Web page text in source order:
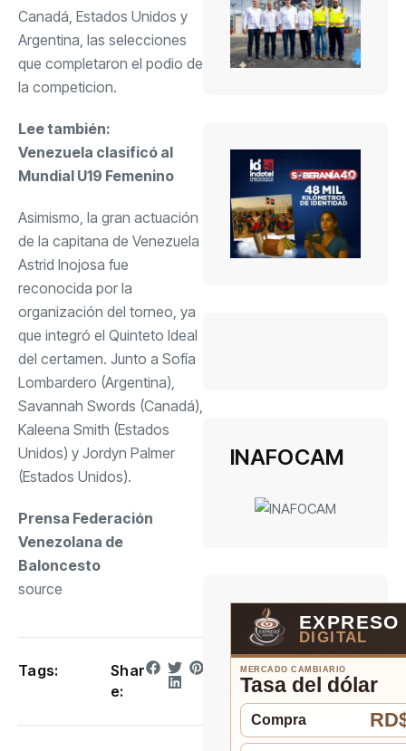
Canadá, Estados Unidos y
Argentina, las selecciones
que completaron el podio de
la competicion.
Lee también:
Venezuela clasificó al
Mundial U19 Femenino
Asimismo, la gran actuación
de la capitana de Venezuela
Astrid Inojosa fue
reconocida por la
organización del torneo, ya
que integró el Quinteto Ideal
del certamen. Junto a Sofía
Lombardero (Argentina),
Savannah Swords (Canadá),
Kaleena Smith (Estados
Unidos) y Jordyn Palmer
(Estados Unidos).
Prensa Federación
Venezolana de
Baloncesto
source
Tags:
Shar
e:
INAFOCAM
EXPRESO
DIGITAL
MERCADO CAMBIARIO
Tasa del dólar
Compra